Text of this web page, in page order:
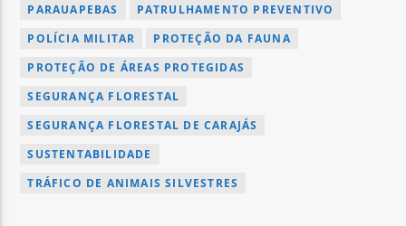
PARAUAPEBAS
PATRULHAMENTO PREVENTIVO
POLÍCIA MILITAR
PROTEÇÃO DA FAUNA
PROTEÇÃO DE ÁREAS PROTEGIDAS
SEGURANÇA FLORESTAL
SEGURANÇA FLORESTAL DE CARAJÁS
SUSTENTABILIDADE
TRÁFICO DE ANIMAIS SILVESTRES